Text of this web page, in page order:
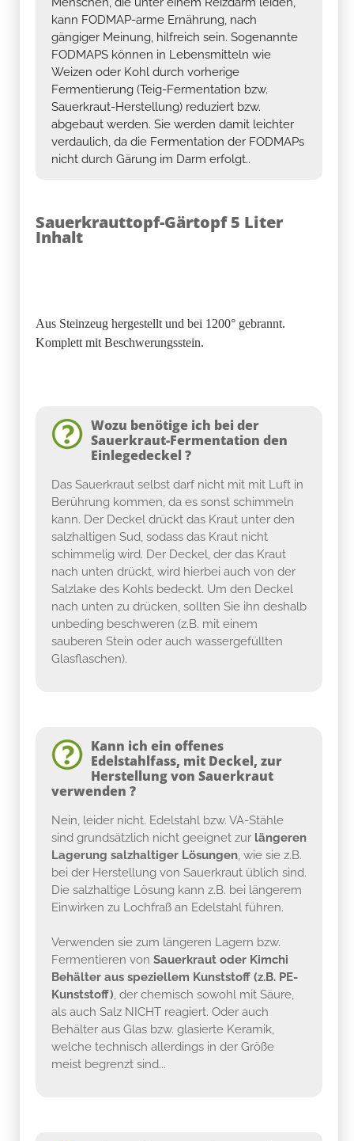
kann FODMAP-arme Ernährung, nach
gängiger Meinung, hilfreich sein. Sogenannte
FODMAPS können in Lebensmitteln wie
Weizen oder Kohl durch vorherige
Fermentierung (Teig-Fermentation bzw.
Sauerkraut-Herstellung) reduziert bzw.
abgebaut werden. Sie werden damit leichter
verdaulich, da die Fermentation der FODMAPs
nicht durch Gärung im Darm erfolgt..
Sauerkrauttopf-Gärtopf 5 Liter
Inhalt
Aus Steinzeug hergestellt und bei 1200° gebrannt.
Komplett mit Beschwerungsstein.
Wozu benötige ich bei der
Sauerkraut-Fermentation den
Einlegedeckel ?
Das Sauerkraut selbst darf nicht mit mit Luft in
Berührung kommen, da es sonst schimmeln
kann. Der Deckel drückt das Kraut unter den
salzhaltigen Sud, sodass das Kraut nicht
schimmelig wird. Der Deckel, der das Kraut
nach unten drückt, wird hierbei auch von der
Salzlake des Kohls bedeckt. Um den Deckel
nach unten zu drücken, sollten Sie ihn deshalb
unbeding beschweren (z.B. mit einem
sauberen Stein oder auch wassergefüllten
Glasflaschen).
Kann ich ein offenes
Edelstahlfass, mit Deckel, zur
Herstellung von Sauerkraut
verwenden ?
Nein, leider nicht. Edelstahl bzw. VA-Stähle
sind grundsätzlich nicht geeignet zur längeren
Lagerung salzhaltiger Lösungen, wie sie z.B.
bei der Herstellung von Sauerkraut üblich sind.
Die salzhaltige Lösung kann z.B. bei längerem
Einwirken zu Lochfraß an Edelstahl führen.
Verwenden sie zum längeren Lagern bzw.
Fermentieren von Sauerkraut oder Kimchi
Behälter aus speziellem Kunststoff (z.B. PE-
Kunststoff), der chemisch sowohl mit Säure,
als auch Salz NICHT reagiert. Oder auch
Behälter aus Glas bzw. glasierte Keramik,
welche technisch allerdings in der Größe
meist begrenzt sind...